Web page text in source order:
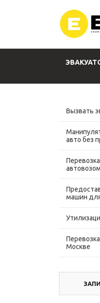
Вызвать
авто без
автовозом
машин
Москве